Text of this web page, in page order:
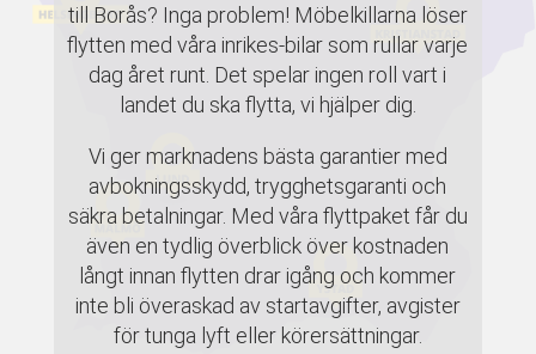
till Borås? Inga problem! Möbelkillarna löser
flytten med våra inrikes-bilar som rullar varje
dag året runt. Det spelar ingen roll vart i
landet du ska flytta, vi hjälper dig.
Vi ger marknadens bästa garantier med
avbokningsskydd, trygghetsgaranti och
säkra betalningar. Med våra flyttpaket får du
även en tydlig överblick över kostnaden
långt innan flytten drar igång och kommer
inte bli överaskad av startavgifter, avgister
för tunga lyft eller körersättningar.